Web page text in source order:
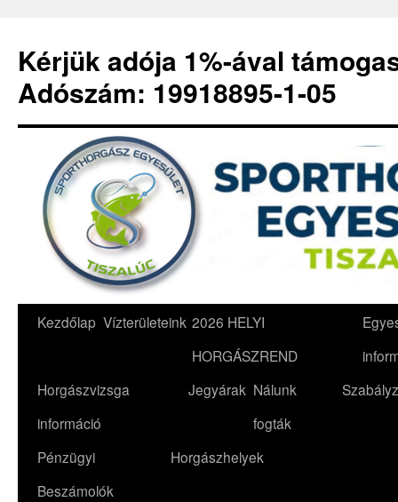
Kérjük adója 1%-ával
Adószám: 19918895-1-05
Kilépés
tartalomba
Kezdőlap Vízterületeink 2026 HELYI
HORGÁSZREND
Horgászvizsga
információ
Jegyárak Nálunk
fogták
Pénzügyi
Beszámolók
Horgászhelyek